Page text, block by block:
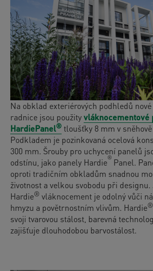
Na obklad exteriérových podhledů
radnice jsou použityvláknocementové
HardiePanel® tloušťky 8 mm v
Podkladem je pozinkovaná ocelová
300 mm. Šrouby pro uchycení panelů
odstínu, jako panely Hardie® Panel.
oproti tradičním obkladům snadnou
životnost a velkou svobodu při designu.
Hardie® vláknocement je odolný vůči
hmyzu a povětrnostním vlivům. Hardie®
svoji tvarovou stálost, barevná
zajišťuje dlouhodobou barvostálost.